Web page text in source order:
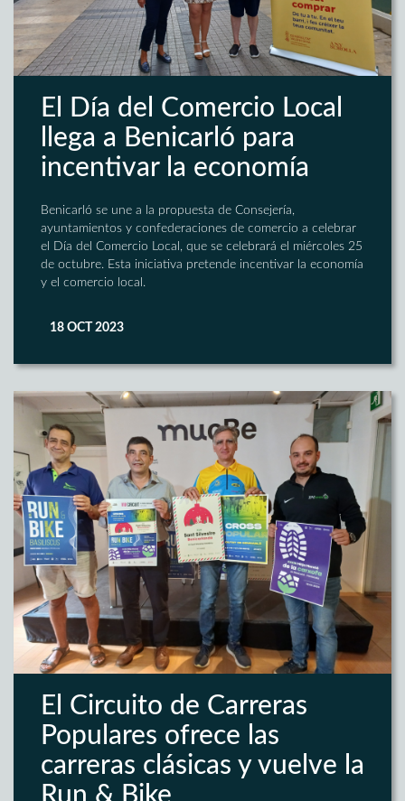
El Día del Comercio Local
llega a Benicarló para
incentivar la economía
Benicarló se une a la propuesta de Consejería,
ayuntamientos y confederaciones de comercio a celebrar
el Día del Comercio Local, que se celebrará el miércoles 25
de octubre. Esta iniciativa pretende incentivar la economía
y el comercio local.
18 OCT 2023
El Circuito de Carreras
Populares ofrece las
carreras clásicas y vuelve la